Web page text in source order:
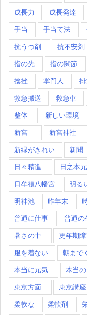
成長力 成長発達
手当 手当て法
抗うつ剤 抗不安剤
指の先 指の関節
捻挫 掌門人
救急搬送 救急車
整体 新しい環境
新宮 新宮神社
新緑がきれい 新聞
日々精進 日之本
日牟禮八幡宮 明る
明神池 昨年末
普通に仕事 普通の
暑さの中 更年期
服を着ない 朝まで
本当に元気 本当
東京方面 東京講座
柔軟な 柔軟剤